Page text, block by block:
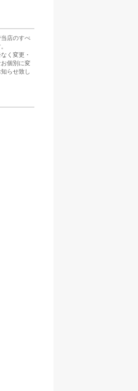
店のすべ
く変更・
個別に変
らせ致し